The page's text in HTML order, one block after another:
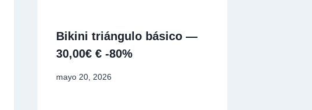
Bikini triángulo básico —
30,00€ € -80%
mayo 20, 2026